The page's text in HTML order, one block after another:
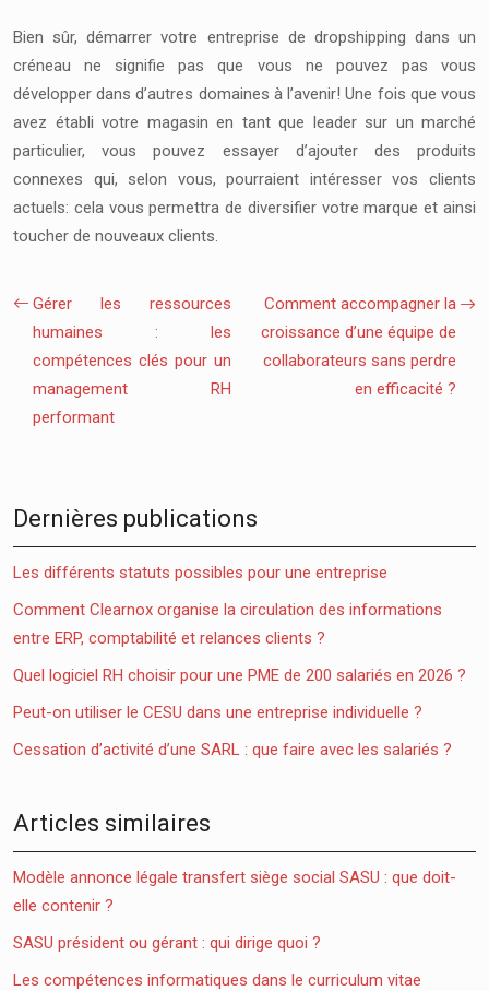
Bien sûr, démarrer votre entreprise de dropshipping dans un
créneau ne signifie pas que vous ne pouvez pas vous
développer dans d’autres domaines à l’avenir! Une fois que vous
avez établi votre magasin en tant que leader sur un marché
particulier, vous pouvez essayer d’ajouter des produits
connexes qui, selon vous, pourraient intéresser vos clients
actuels: cela vous permettra de diversifier votre marque et ainsi
toucher de nouveaux clients.
Gérer les ressources
humaines : les
compétences clés pour un
management RH
performant
Comment accompagner la
croissance d’une équipe de
collaborateurs sans perdre
en efficacité ?
Dernières publications
Les différents statuts possibles pour une entreprise
Comment Clearnox organise la circulation des informations
entre ERP, comptabilité et relances clients ?
Quel logiciel RH choisir pour une PME de 200 salariés en 2026 ?
Peut-on utiliser le CESU dans une entreprise individuelle ?
Cessation d’activité d’une SARL : que faire avec les salariés ?
Articles similaires
Modèle annonce légale transfert siège social SASU : que doit-
elle contenir ?
SASU président ou gérant : qui dirige quoi ?
Les compétences informatiques dans le curriculum vitae